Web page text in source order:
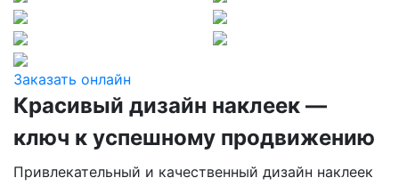
Заказать онлайн
Красивый дизайн наклеек —
ключ к успешному продвижению
Привлекательный и качественный дизайн наклеек